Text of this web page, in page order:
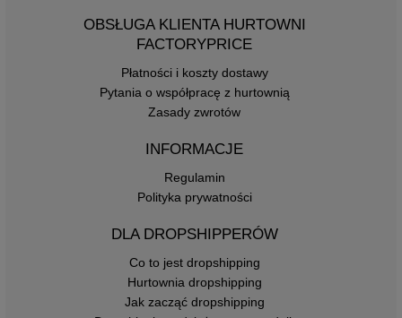
OBSŁUGA KLIENTA HURTOWNI
FACTORYPRICE
Płatności i koszty dostawy
Pytania o współpracę z hurtownią
Zasady zwrotów
INFORMACJE
Regulamin
Polityka prywatności
DLA DROPSHIPPERÓW
Co to jest dropshipping
Hurtownia dropshipping
Jak zacząć dropshipping